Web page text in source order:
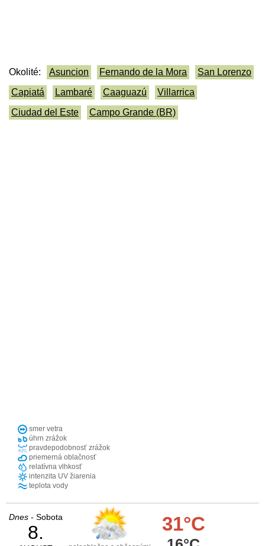
Okolité: Asuncion Fernando de la Mora
San Lorenzo
Capiatá
Lambaré Caaguazú
Villarrica
Ciudad del Este
Campo Grande (BR)
smer vetra
úhrn zrážok
pravdepodobnosť zrážok
priemerná oblačnosť
relatívna vlhkosť
intenzita UV žiarenia
teplota vody
Dnes- Sobota
8. 31°C